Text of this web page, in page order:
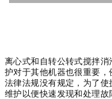
离心式和自转公转式搅拌消
护对于其他机器也很重要，
法律法规没有规定，为了
维护以便快速发现和处理故